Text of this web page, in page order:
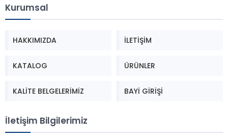
Kurumsal
HAKKIMIZDA İLETİŞİM
KATALOG ÜRÜNLER
KALİTE BELGELERİMİZ BAYİ GİRİŞİ
İletişim Bilgilerimiz
Aymini